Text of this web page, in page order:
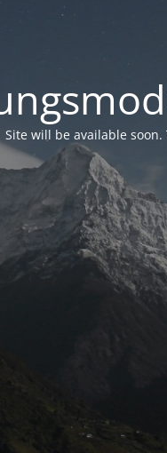
Site will be available